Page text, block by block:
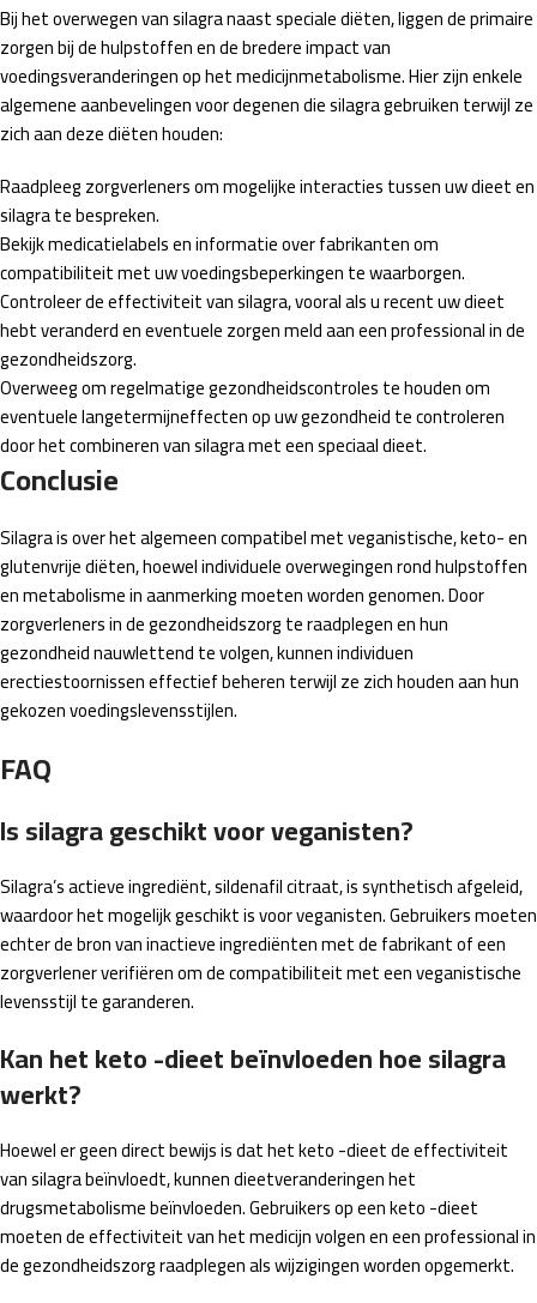
Bij het overwegen van silagra naast speciale diëten, liggen de primaire
zorgen bij de hulpstoffen en de bredere impact van
voedingsveranderingen op het medicijnmetabolisme. Hier zijn enkele
algemene aanbevelingen voor degenen die silagra gebruiken terwijl ze
zich aan deze diëten houden:
Raadpleeg zorgverleners om mogelijke interacties tussen uw dieet en
silagra te bespreken.
Bekijk medicatielabels en informatie over fabrikanten om
compatibiliteit met uw voedingsbeperkingen te waarborgen.
Controleer de effectiviteit van silagra, vooral als u recent uw dieet
hebt veranderd en eventuele zorgen meld aan een professional in de
gezondheidszorg.
Overweeg om regelmatige gezondheidscontroles te houden om
eventuele langetermijneffecten op uw gezondheid te controleren
door het combineren van silagra met een speciaal dieet.
Conclusie
Silagra is over het algemeen compatibel met veganistische, keto- en
glutenvrije diëten, hoewel individuele overwegingen rond hulpstoffen
en metabolisme in aanmerking moeten worden genomen. Door
zorgverleners in de gezondheidszorg te raadplegen en hun
gezondheid nauwlettend te volgen, kunnen individuen
erectiestoornissen effectief beheren terwijl ze zich houden aan hun
gekozen voedingslevensstijlen.
FAQ
Is silagra geschikt voor veganisten?
Silagra’s actieve ingrediënt, sildenafil citraat, is synthetisch afgeleid,
waardoor het mogelijk geschikt is voor veganisten. Gebruikers moeten
echter de bron van inactieve ingrediënten met de fabrikant of een
zorgverlener verifiëren om de compatibiliteit met een veganistische
levensstijl te garanderen.
Kan het keto -dieet beïnvloeden hoe silagra
werkt?
Hoewel er geen direct bewijs is dat het keto -dieet de effectiviteit
van silagra beïnvloedt, kunnen dieetveranderingen het
drugsmetabolisme beïnvloeden. Gebruikers op een keto -dieet
moeten de effectiviteit van het medicijn volgen en een professional in
de gezondheidszorg raadplegen als wijzigingen worden opgemerkt.